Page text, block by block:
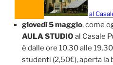
al
giovedì 5 maggio, come
AULA STUDIO al Casale
è dalle ore 10.30 alle
studenti (2,50€), aperta